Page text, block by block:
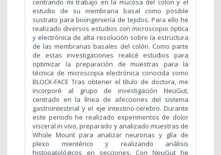
centrando mi trabajo en la mucosa del colon y el
estudio de su membrana basal como posible
sustrato para bioingeniería de tejidos. Para ello he
realizado diversos estudios con microscopio óptica
y electrónica de alta resolución sobre la estructura
de las membranas basales del colón. Como parte
de estas investigaciones realicé estudios para
optimizar la preparación de muestras para la
técnica de microscopia electrónica conocida como
BLOCK-FACE Tras obtener el título de doctora, me
incorporé al grupo de investigación NeuGut,
centrado en la línea de afecciones del sistema
gastrointestinal y el eje intestino-cerebro. Durante
este periodo he realizado experimentos de dolor
visceral in vivo, preparado y analizado muestras de
Whole Mount para analizar neuronas y glía de
plexo mientérico y realizando análisis
histopatológicos en secciones. Con NeuGut he